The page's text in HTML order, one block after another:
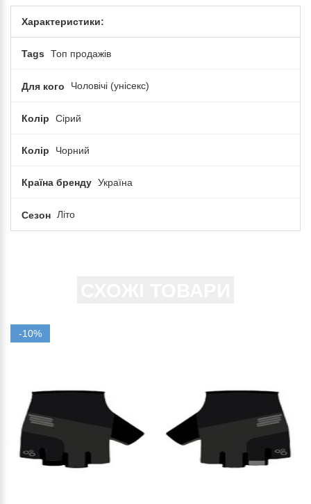
Характеристики:
Tags Топ продажів
Для кого Чоловічі (унісекс)
Колір Сірий
Колір Чорний
Країна бренду Україна
Сезон Літо
-10%